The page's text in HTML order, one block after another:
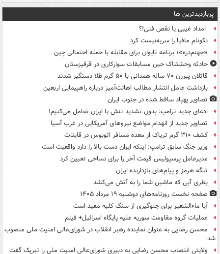
پربازدیدترین ها
امداد غیبی یا نقص فنی!؟
نکونام مافیا را سربه‌نیست کرد
«جهنم‌دره»؛ برنامه تایوان برای مقابله با حمله احتمالی چین
حادثه وحشتناک حین مسابقات سوارکاری در قرقیزستان
قاتلان پیرزن ۷۰ ساله همدانی با ۵۰ گرم طلا دستگیر شدند
بازداشت عامل انتشار مطالب اهانت‌آمیز درباره راهپیمایی اربعین
تصاویر پهپاد ساقط شده در جنوب ایران
ادعای جدید ترامپ: بدون تشدید تنش با ایران تعامل می‌کنیم!
تصاویر جدید از انهدام مواضع نیروهای آمریکایی در غرب آسیا
کشف ۳۱۰ گرم تریاک از معده مسافر اتوبوس در قاینات
وزیر جنگ سابق ترامپ: اینکه ایران دست بالا را دارد واقعیت است
مدیرعامل پرسپولیس قیمت آخر را برای نساجی تعیین کرد
تنگه هرمز و پیام‌های بازدارنده ایران
بطری آبی که ماشین شما را به آتش می‌کشد
صفحه نخست روزنامه‌های دوشنبه ۱۹ مرداد ۱۴۰۵
آیا ماءالشعیر برای جلوگیری از سنگ کلیه مفید است
عملیات گروه مقاومت سوریه علیه پایگاه اسرائیل+ فیلم
محسن رضایی به عنوان نماینده رهبر انقلاب در شورای‌عالی امنیت ملی منصوب
شد
ولایتی انتصاب محسن رضایی به دبیری شورای‌عالی امنیت ملی را تبریک گفت